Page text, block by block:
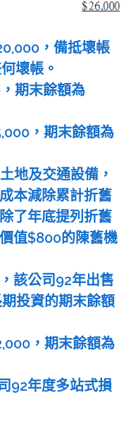
，備抵壞帳
壞帳。
期末餘額為
，期末餘額為
地及交通設備，
本減除累計折舊
了年底提列折舊
值$800的陳舊機
該公司92年出售
投資的期末餘額
，期末餘額為
92年度多站式損